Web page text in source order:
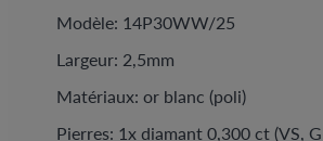
Modèle: 14P30WW/25
Largeur: 2,5mm
Matériaux: or blanc (poli)
Pierres: 1x diamant 0,300 ct (VS,